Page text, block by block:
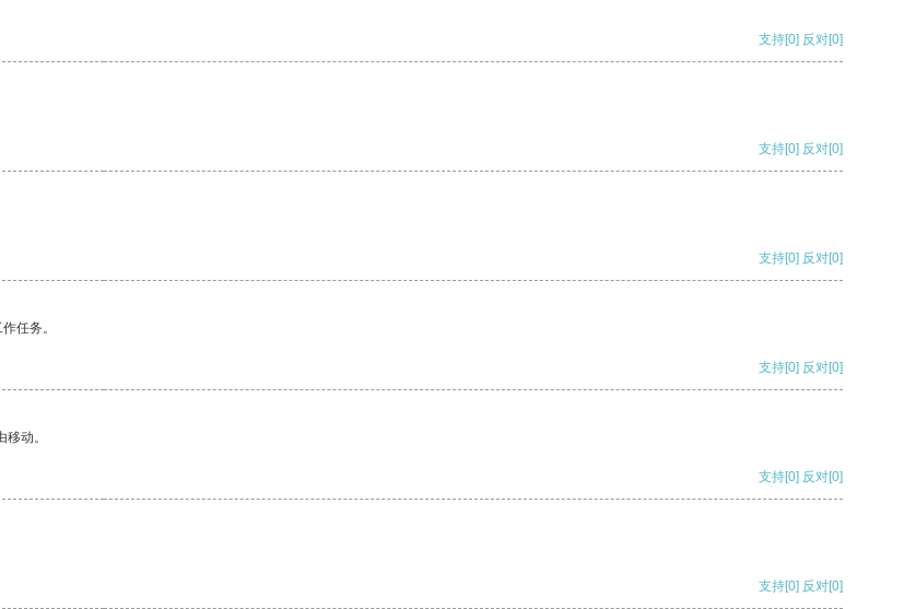
支持[0] 反对[0]
支持[0] 反对[0]
支持[0] 反对[0]
任务。
支持[0] 反对[0]
动。
支持[0] 反对[0]
支持[0] 反对[0]